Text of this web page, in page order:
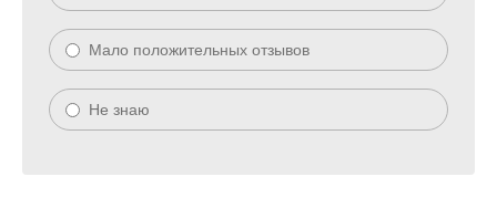
Мало положительных отзывов
Не знаю